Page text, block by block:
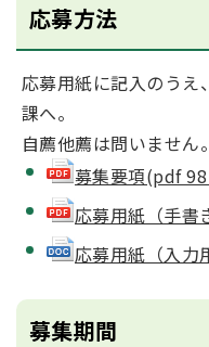
応募方法
応募用紙に記入のうえ
課へ。
自薦他薦は問いません。
募集要項(pdf
応募用紙（手
応募用紙（入
募集期間